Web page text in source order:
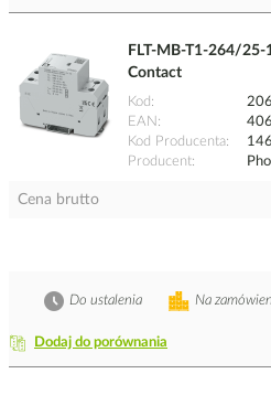
FLT-MB-T1-264/
Contact
Kod
EAN
Kod Producenta
Producent
Cena brutto
Dodaj do porównania
Na
Do ustalenia